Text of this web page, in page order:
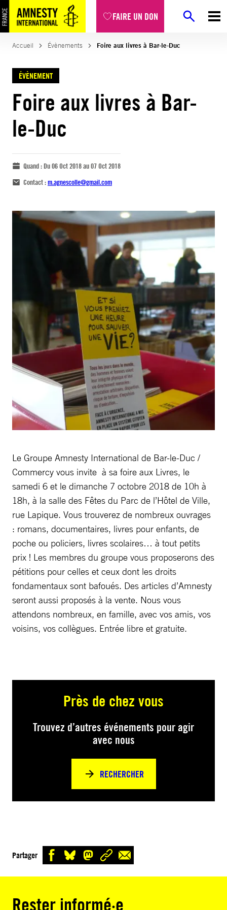
FAIRE UN DON
Accueil Évènements Foire aux livres à Bar-le-Duc
ÉVÈNEMENT
Foire aux livres à Bar-
le-Duc
Quand :Du 06 Oct 2018 au 07 Oct 2018
Contact :m.agnescolle@gmail.com
Le Groupe Amnesty International de Bar-le-Duc /
Commercy vous invite à sa foire aux Livres, le
samedi 6 et le dimanche 7 octobre 2018 de 10h à
18h, à la salle des Fêtes du Parc de l’Hôtel de Ville,
rue Lapique. Vous trouverez de nombreux ouvrages
: romans, documentaires, livres pour enfants, de
poche ou policiers, livres scolaires… à tout petits
prix ! Les membres du groupe vous proposerons des
pétitions pour celles et ceux dont les droits
fondamentaux sont bafoués. Des articles d’Amnesty
seront aussi proposés à la vente. Nous vous
attendons nombreux, en famille, avec vos amis, vos
voisins, vos collègues. Entrée libre et gratuite.
Près de chez vous
Trouvez d’autres événements pour agir
avec nous
RECHERCHER
Partager
Rester informé·e